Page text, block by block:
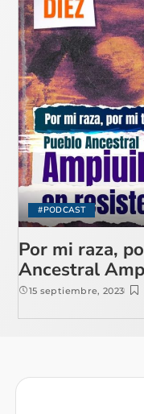
#PODCAST
Por mi raza,
Ancestral
15 septiembre, 2023